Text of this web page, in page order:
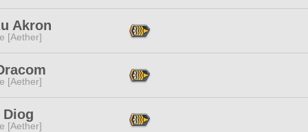
Akron
[Aether]
[Aether]
Diog
[Aether]